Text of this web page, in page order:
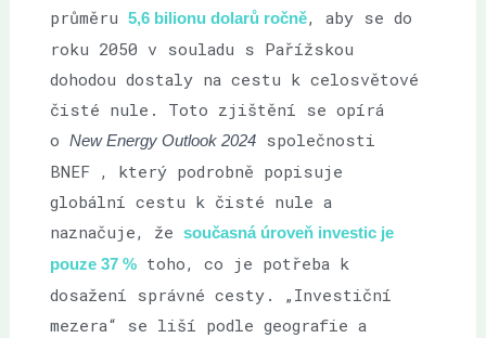
průměru5,6 bilionu dolarů ročně, aby se do
roku 2050 v souladu s Pařížskou
dohodou dostaly na cestu k celosvětové
čisté nule. Toto zjištění se opírá
oNew Energy Outlook 2024 společnosti
BNEF , který podrobně popisuje
globální cestu k čisté nule a
naznačuje, žesoučasná úroveň investic je
pouze 37 % toho, co je potřeba k
dosažení správné cesty. „Investiční
mezera“ se liší podle geografie a